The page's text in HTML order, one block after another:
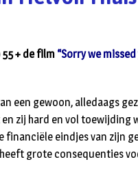
55 + de film “Sorry we missed
een gewoon, alledaags
zij hard en vol toewijding
financiële eindjes van zijn
grote consequenties